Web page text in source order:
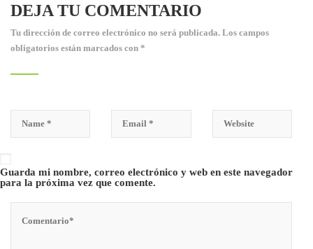
DEJA TU COMENTARIO
Tu dirección de correo electrónico no será publicada. Los campos
obligatorios están marcados con *
Guarda mi nombre, correo electrónico y web en este navegador
para la próxima vez que comente.